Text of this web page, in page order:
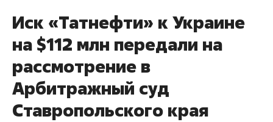
Иск «Татнефти» к Украине
на $112 млн передали на
рассмотрение в
Арбитражный суд
Ставропольского края